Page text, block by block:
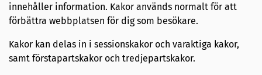
innehåller information. Kakor används normalt för att
förbättra webbplatsen för dig som besökare.
Kakor kan delas in i sessionskakor och varaktiga kakor,
samt förstapartskakor och tredjepartskakor.